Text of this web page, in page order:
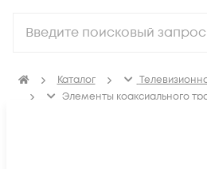
Каталог
Элементы коаксиального